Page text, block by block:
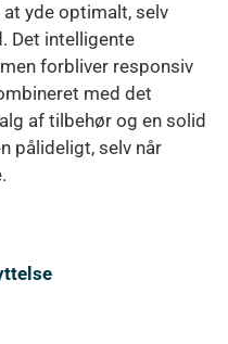
at yde optimalt, selv
Det intelligente
forbliver responsiv
med det
af tilbehør og en solid
pålideligt, selv når